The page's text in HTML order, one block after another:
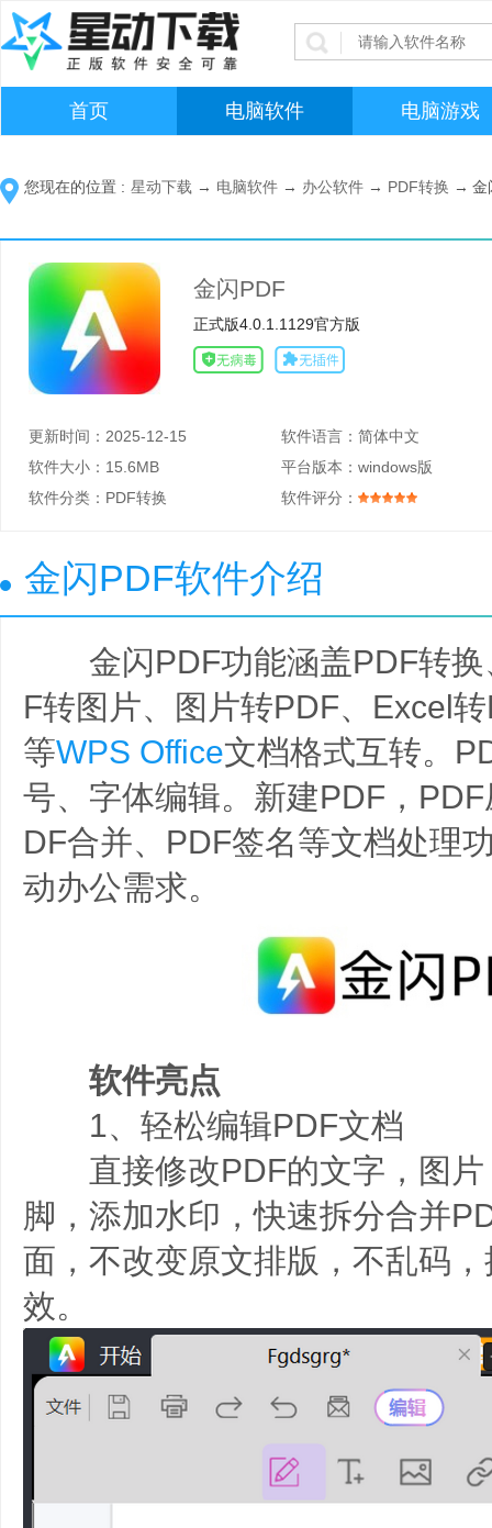
首页 电脑软件 电脑游戏
您现在的位置 : 星动下载 → 电脑软件 → 办公软件 → PDF转换 → 金
金闪PDF
正式版4.0.1.1129官方版
更新时间： 2025-12-15 软件语言：简体中文
软件大小： 15.6MB 平台版本：windows版
软件分类： PDF转换 软件评分：
金闪PDF软件介绍
金闪PDF功能涵盖PDF转换
F转图片、图片转PDF、Excel
等WPS Office文档格式互转。
号、字体编辑。新建PDF，
DF合并、PDF签名等文档处理
动办公需求。
软件亮点
1、轻松编辑PDF文档
直接修改PDF的文字，图片
脚，添加水印，快速拆分合并
面，不改变原文排版，不乱码
效。